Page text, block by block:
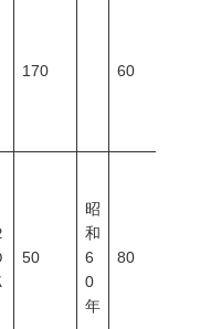
170 60
50
昭
和
6
0
年
80